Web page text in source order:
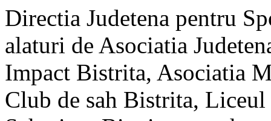
Directia Judetena pentru
alaturi de Asociatia
Impact Bistrita, Asociatia
Club de sah Bistrita,